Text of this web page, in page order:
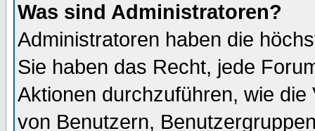
Was sind Administratoren?
Administratoren haben die
Sie haben das Recht, jede
Aktionen durchzuführen, wie
von Benutzern,